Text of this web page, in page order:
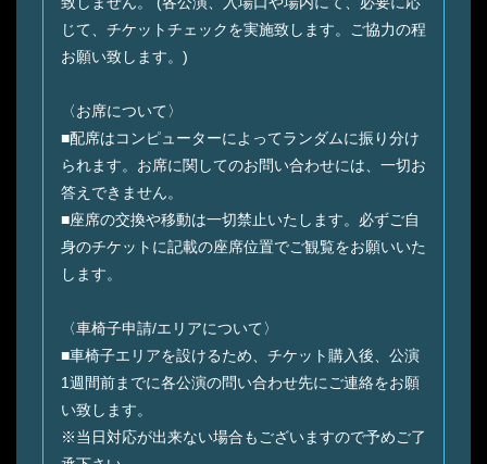
じて、チケットチェックを実施致します。ご協力の程
お願い致します。)
〈お席について〉
■配席はコンピューターによってランダムに振り分け
られます。お席に関してのお問い合わせには、一切お
答えできません。
■座席の交換や移動は一切禁止いたします。必ずご自
身のチケットに記載の座席位置でご観覧をお願いいた
します。
〈車椅子申請/エリアについて〉
■車椅子エリアを設けるため、チケット購入後、公演
1週間前までに各公演の問い合わせ先にご連絡をお願
い致します。
※当日対応が出来ない場合もございますので予めご了